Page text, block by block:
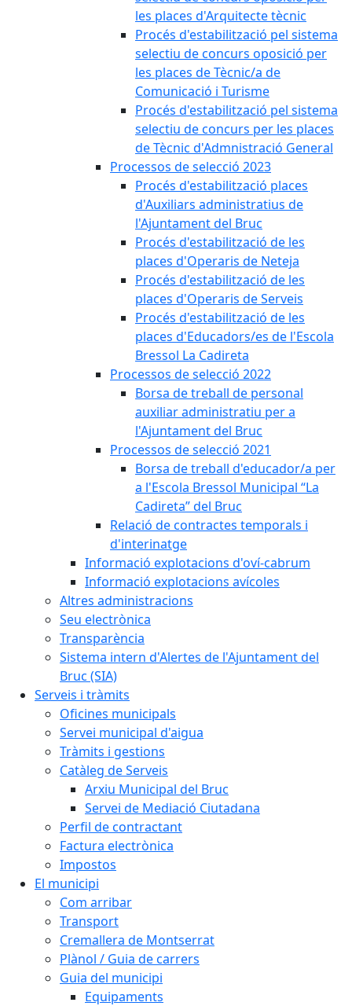
les places d'Arquitecte tècnic
Procés d'estabilització pel sistema
selectiu de concurs oposició per
les places de Tècnic/a de
Comunicació i Turisme
Procés d'estabilització pel sistema
selectiu de concurs per les places
de Tècnic d'Admnistració General
Processos de selecció 2023
Procés d'estabilització places
d'Auxiliars administratius de
l'Ajuntament del Bruc
Procés d'estabilització de les
places d'Operaris de Neteja
Procés d'estabilització de les
places d'Operaris de Serveis
Procés d'estabilització de les
places d'Educadors/es de l'Escola
Bressol La Cadireta
Processos de selecció 2022
Borsa de treball de personal
auxiliar administratiu per a
l'Ajuntament del Bruc
Processos de selecció 2021
Borsa de treball d'educador/a per
a l'Escola Bressol Municipal “La
Cadireta” del Bruc
Relació de contractes temporals i
d'interinatge
Informació explotacions d'oví-cabrum
Informació explotacions avícoles
Altres administracions
Seu electrònica
Transparència
Sistema intern d'Alertes de l'Ajuntament del
Bruc (SIA)
Serveis i tràmits
Oficines municipals
Servei municipal d'aigua
Tràmits i gestions
Catàleg de Serveis
Arxiu Municipal del Bruc
Servei de Mediació Ciutadana
Perfil de contractant
Factura electrònica
Impostos
El municipi
Com arribar
Transport
Cremallera de Montserrat
Plànol / Guia de carrers
Guia del municipi
Equipaments